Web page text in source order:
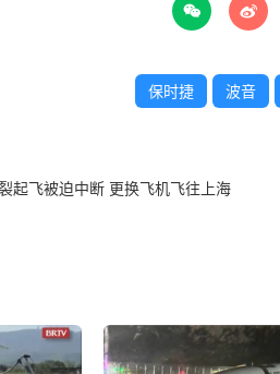
 
保时捷 波音
起飞被迫中断 更换飞机飞往上海